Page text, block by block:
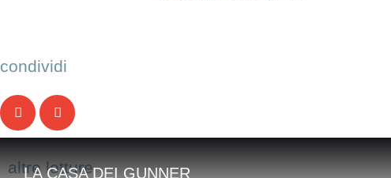
condividi
altre letture
LA CASA DEI GUNNER